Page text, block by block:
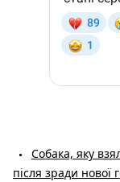
Собака, яку
після зради нової